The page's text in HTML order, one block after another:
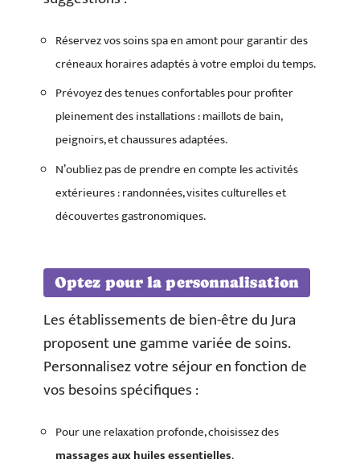
Réservez vos soins spa en amont pour garantir des
créneaux horaires adaptés à votre emploi du temps.
Prévoyez des tenues confortables pour profiter
pleinement des installations : maillots de bain,
peignoirs, et chaussures adaptées.
N’oubliez pas de prendre en compte les activités
extérieures : randonnées, visites culturelles et
découvertes gastronomiques.
Optez pour la personnalisation
Les établissements de bien-être du Jura
proposent une gamme variée de soins.
Personnalisez votre séjour en fonction de
vos besoins spécifiques :
Pour une relaxation profonde, choisissez des
massages aux huiles essentielles.